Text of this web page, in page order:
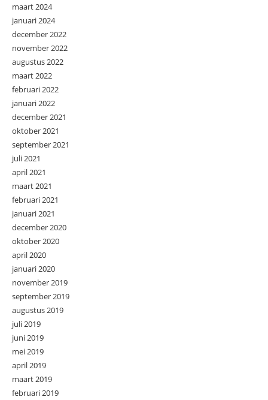
maart 2024
januari 2024
december 2022
november 2022
augustus 2022
maart 2022
februari 2022
januari 2022
december 2021
oktober 2021
september 2021
juli 2021
april 2021
maart 2021
februari 2021
januari 2021
december 2020
oktober 2020
april 2020
januari 2020
november 2019
september 2019
augustus 2019
juli 2019
juni 2019
mei 2019
april 2019
maart 2019
februari 2019